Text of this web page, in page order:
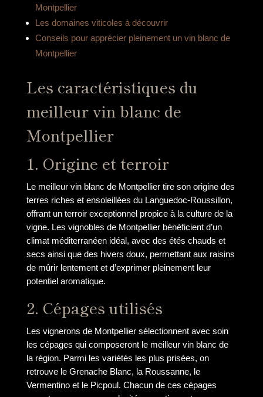
Montpellier
Les domaines viticoles à découvrir
Conseils pour apprécier pleinement un vin blanc de
Montpellier
Les caractéristiques du
meilleur vin blanc de
Montpellier
1. Origine et terroir
Le meilleur vin blanc de Montpellier tire son origine des
terres riches et ensoleillées du Languedoc-Roussillon,
offrant un terroir exceptionnel propice à la culture de la
vigne. Les vignobles de Montpellier bénéficient d’un
climat méditerranéen idéal, avec des étés chauds et
secs ainsi que des hivers doux, permettant aux raisins
de mûrir lentement et d’exprimer pleinement leur
potentiel aromatique.
2. Cépages utilisés
Les vignerons de Montpellier sélectionnent avec soin
les cépages qui composeront le meilleur vin blanc de
la région. Parmi les variétés les plus prisées, on
retrouve le Grenache Blanc, la Roussanne, le
Vermentino et le Picpoul. Chacun de ces cépages